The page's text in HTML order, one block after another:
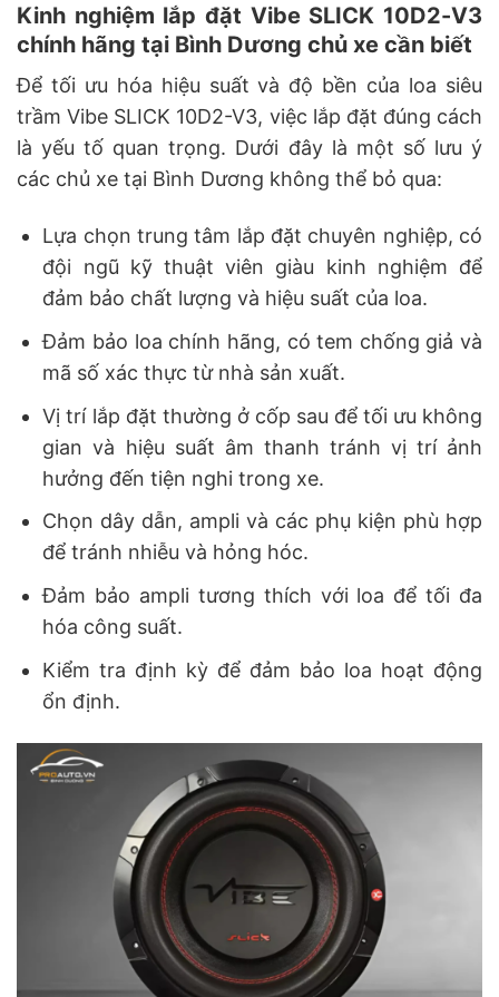
Kinh nghiệm lắp đặt Vibe SLICK 10D2-V3
chính hãng tại Bình Dương chủ xe cần biết
Để tối ưu hóa hiệu suất và độ bền của loa siêu
trầm Vibe SLICK 10D2-V3, việc lắp đặt đúng cách
là yếu tố quan trọng. Dưới đây là một số lưu ý
các chủ xe tại Bình Dương không thể bỏ qua:
Lựa chọn trung tâm lắp đặt chuyên nghiệp, có
đội ngũ kỹ thuật viên giàu kinh nghiệm để
đảm bảo chất lượng và hiệu suất của loa.
Đảm bảo loa chính hãng, có tem chống giả và
mã số xác thực từ nhà sản xuất.
Vị trí lắp đặt thường ở cốp sau để tối ưu không
gian và hiệu suất âm thanh tránh vị trí ảnh
hưởng đến tiện nghi trong xe.
Chọn dây dẫn, ampli và các phụ kiện phù hợp
để tránh nhiễu và hỏng hóc.
Đảm bảo ampli tương thích với loa để tối đa
hóa công suất.
Kiểm tra định kỳ để đảm bảo loa hoạt động
ổn định.